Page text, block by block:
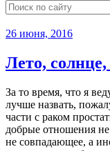
26 июня, 2016
Лето,
За то время, что я
лучше назвать,
части с раком
добрые отношения
не совпадающее, а